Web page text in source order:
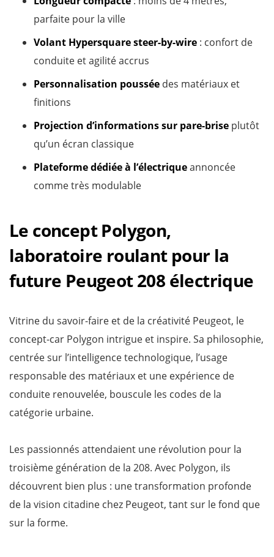
parfaite pour la ville
Volant Hypersquare steer-by-wire : confort de
conduite et agilité accrus
Personnalisation poussée des matériaux et
finitions
Projection d’informations sur pare-brise plutôt
qu’un écran classique
Plateforme dédiée à l’électriqueannoncée
comme très modulable
Le concept Polygon,
laboratoire roulant pour la
future Peugeot 208 électrique
Vitrine du savoir-faire et de la créativité Peugeot, le
concept-car Polygon intrigue et inspire. Sa philosophie,
centrée sur l’intelligence technologique, l’usage
responsable des matériaux et une expérience de
conduite renouvelée, bouscule les codes de la
catégorie urbaine.
Les passionnés attendaient une révolution pour la
troisième génération de la 208. Avec Polygon, ils
découvrent bien plus : une transformation profonde
de la vision citadine chez Peugeot, tant sur le fond que
sur la forme.